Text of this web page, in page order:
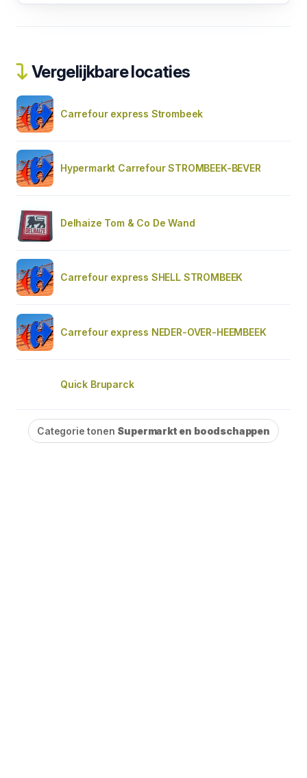
Vergelijkbare locaties
Carrefour express Strombeek
Hypermarkt Carrefour STROMBEEK-BEVER
Delhaize Tom & Co De Wand
Carrefour express SHELL STROMBEEK
Carrefour express NEDER-OVER-HEEMBEEK
Quick Bruparck
Categorie tonen Supermarkt en boodschappen